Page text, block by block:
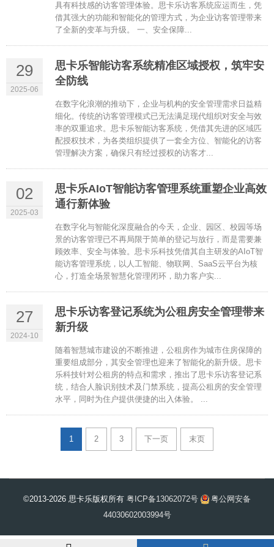
具有科技感的访客管理体验。思卡乐访客系统应运而生，凭
借其强大的功能和智能化的管理方式，为企业访客管理带来
了全新的变革与升级。 一、安全保障...
29
2025-06
思卡乐智能访客系统精准区域授权，筑牢安
全防线
在数字化浪潮的推动下，企业与机构的安全管理需求日益精
细化。传统的访客管理模式已无法满足现代组织对安全与效
率的双重追求。思卡乐智能访客系统，凭借其先进的区域匹
配授权技术，为各类组织提供了一套全方位、智能化的访客
管理解决方案，确保只有经过授权的访客才...
02
2025-03
思卡乐AIoT智能访客管理系统重塑企业高效
通行新体验
在数字化与智能化深度融合的今天，企业、园区、校园等场
景的访客管理已不再局限于简单的登记与放行，而是需要兼
顾效率、安全与体验。思卡乐科技凭借其自主研发的AIoT智
能访客管理系统，以人工智能、物联网、SaaS云平台为核
心，打造全场景智慧化管理闭环，助力客户实...
27
2024-10
思卡乐访客登记系统为公租房安全管理带来
新升级
随着智慧城市建设的不断推进，公租房作为城市住房保障的
重要组成部分，其安全管理也迎来了智能化的新升级。思卡
乐科技针对公租房的特点和需求，推出了思卡乐访客登记系
统，结合人脸识别技术及门禁系统，提高公租房的安全管理
水平，同时为住户提供便捷的出入体验。 ...
1 2 3 下一页 末页
©2013-2026 思卡乐版权所有 粤ICP备13062072号
粤公网安备
44030602003994号